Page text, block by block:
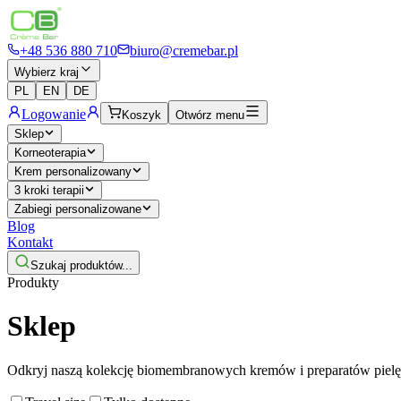
+48 536 880 710 biuro@cremebar.pl
Wybierz kraj
PL
EN DE
Logowanie Koszyk
Otwórz menu
Sklep
Korneoterapia
Krem personalizowany
3 kroki terapii
Zabiegi personalizowane
Blog
Kontakt
Szukaj produktów...
Produkty
Sklep
Odkryj naszą kolekcję biomembranowych kremów i preparatów